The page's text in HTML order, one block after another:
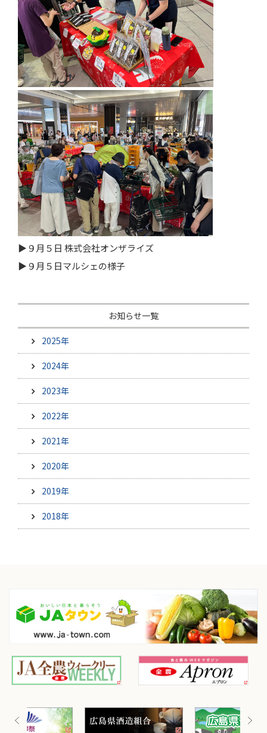
▶９月５日 株式会社オンザライズ
▶９月５日マルシェの様子
お知らせ一覧
2025年
2024年
2023年
2022年
2021年
2020年
2019年
2018年